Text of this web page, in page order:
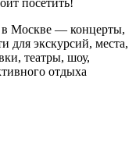
Москве — концерты,
для экскурсий, места,
театры, шоу,
отдыха